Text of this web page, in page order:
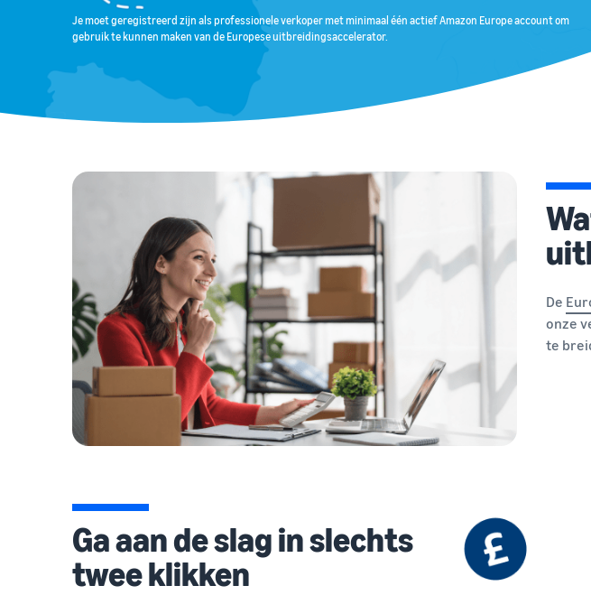
Je moet geregistreerd zijn als professionele verkoper met minimaal één actief Amazon Europe account om
gebruik te kunnen maken van de Europese uitbreidingsaccelerator.
De
onze
te
Ga aan de slag in slechts
twee klikken